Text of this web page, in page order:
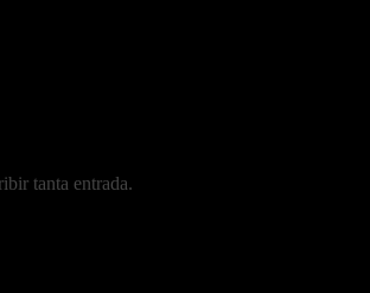
tanta entrada.